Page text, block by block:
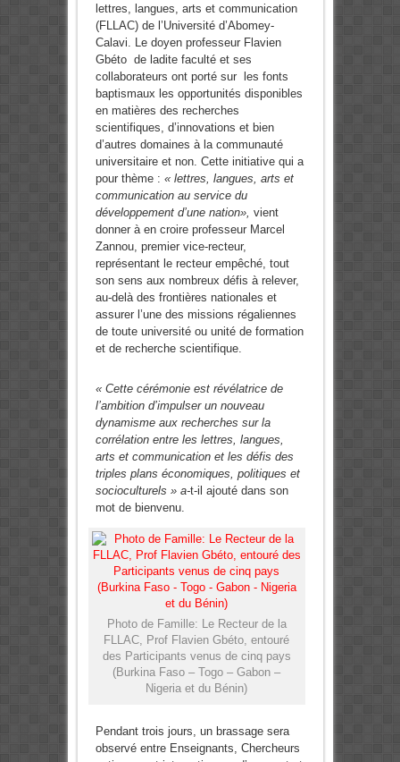
lettres, langues, arts et communication
(FLLAC) de l’Université d’Abomey-
Calavi. Le doyen professeur Flavien
Gbéto de ladite faculté et ses
collaborateurs ont porté sur les fonts
baptismaux les opportunités disponibles
en matières des recherches
scientifiques, d’innovations et bien
d’autres domaines à la communauté
universitaire et non. Cette initiative qui a
pour thème : « lettres, langues, arts et
communication au service du
développement d’une nation», vient
donner à en croire professeur Marcel
Zannou, premier vice-recteur,
représentant le recteur empêché, tout
son sens aux nombreux défis à relever,
au-delà des frontières nationales et
assurer l’une des missions régaliennes
de toute université ou unité de formation
et de recherche scientifique.
« Cette cérémonie est révélatrice de
l’ambition d’impulser un nouveau
dynamisme aux recherches sur la
corrélation entre les lettres, langues,
arts et communication et les défis des
triples plans économiques, politiques et
socioculturels » a-t-il ajouté dans son
mot de bienvenu.
Photo de Famille: Le Recteur de la
FLLAC, Prof Flavien Gbéto, entouré
des Participants venus de cinq pays
(Burkina Faso – Togo – Gabon –
Nigeria et du Bénin)
Pendant trois jours, un brassage sera
observé entre Enseignants, Chercheurs